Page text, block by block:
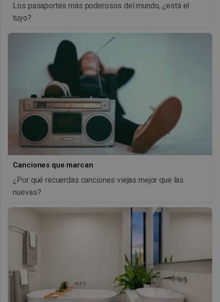
Los pasaportes más poderosos del mundo, ¿está el
tuyo?
Canciones que marcan
¿Por qué recuerdas canciones viejas mejor que las
nuevas?